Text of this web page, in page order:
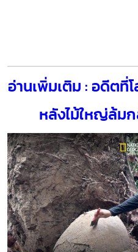
อ่านเพิ่มเติม : อดีตที่
หลังไม้ใหญ่ล้ม